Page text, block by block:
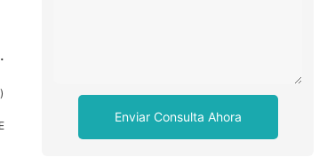
Enviar Consulta Ahora